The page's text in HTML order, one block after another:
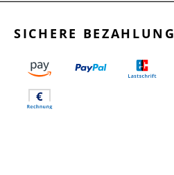
SICHERE BEZAHLUNG